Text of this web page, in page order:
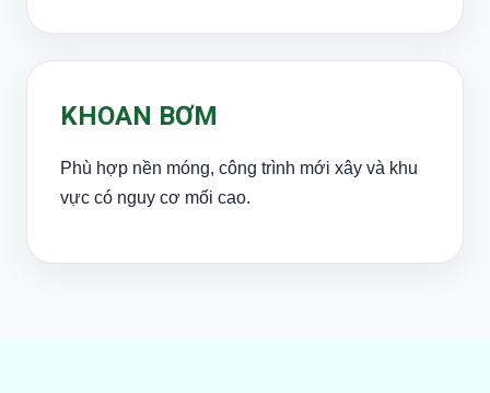
KHOAN BƠM
Phù hợp nền móng, công trình mới xây và khu
vực có nguy cơ mối cao.